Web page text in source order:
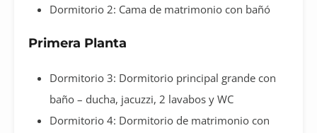
Dormitorio 2: Cama de matrimonio con bañó
Primera Planta
Dormitorio 3: Dormitorio principal grande con
baño – ducha, jacuzzi, 2 lavabos y WC
Dormitorio 4: Dormitorio de matrimonio con